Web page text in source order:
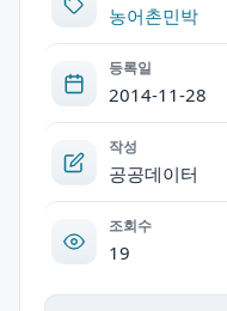
농어촌민박
등록일
2014-11-28
작성
공공데이터
조회수
19